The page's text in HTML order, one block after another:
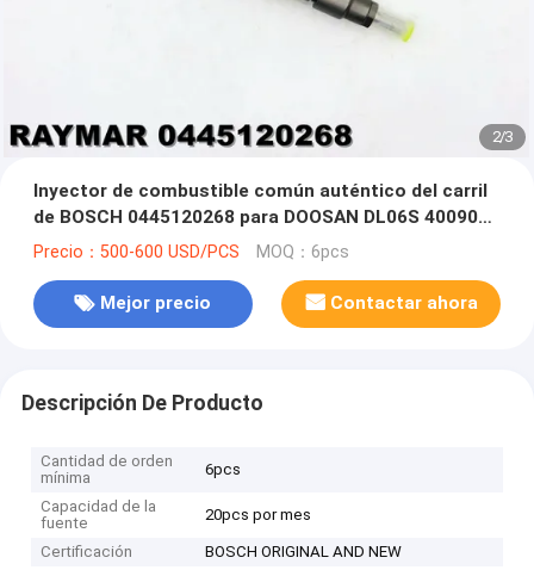
2/3
Inyector de combustible común auténtico del carril
de BOSCH 0445120268 para DOOSAN DL06S 400903-
00046
Precio：500-600 USD/PCS MOQ：6pcs
Mejor precio Contactar ahora
Descripción De Producto
Cantidad de orden
mínima
6pcs
Capacidad de la
fuente
20pcs por mes
Certificación
BOSCH ORIGINAL AND NEW